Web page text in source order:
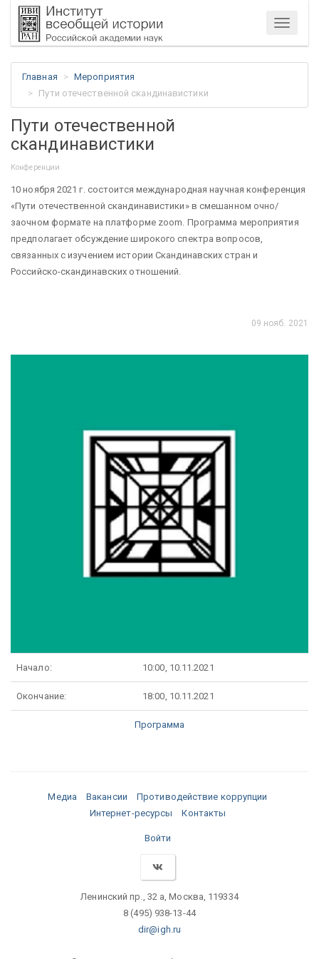
Меню
Главная
Мероприятия
Пути отечественной скандинавистики
Пути отечественной
скандинавистики
Конференции
10 ноября 2021 г. состоится международная научная конференция
«Пути отечественной скандинавистики» в смешанном очно/
заочном формате на платформе zoom. Программа мероприятия
предполагает обсуждение широкого спектра вопросов,
связанных с изучением истории Скандинавских стран и
Российско-скандинавских отношений.
09 нояб. 2021
Начало: 10:00, 10.11.2021
Окончание: 18:00, 10.11.2021
Программа
Медиа Вакансии
Противодействие коррупции
Интернет-ресурсы
Контакты
Войти
Ленинский пр., 32 а, Москва, 119334
8 (495) 938-13-44
dir@igh.ru